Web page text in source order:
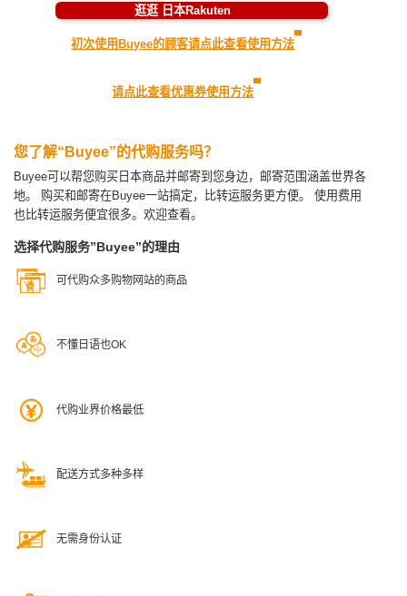
逛逛 日本Rakuten
初次使用Buyee的顾客请点此查看使用方法
请点此查看优惠券使用方法
您了解“Buyee”的代购服务吗？
Buyee可以帮您购买日本商品并邮寄到您身边，邮寄范围涵盖世界各
地。
购买和邮寄在Buyee一站搞定，比转运服务更方便。
使用费用
也比转运服务便宜很多。欢迎查看。
选择代购服务”Buyee”的理由
可代购众多购物网站的商品
不懂日语也OK
代购业界价格最低
配送方式多种多样
无需身份认证